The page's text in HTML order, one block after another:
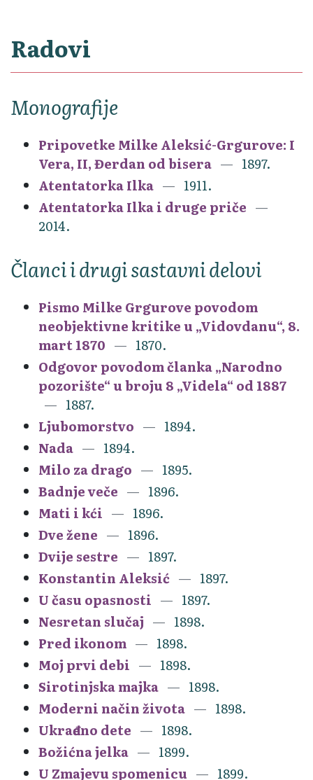
Radovi
Monografije
Pripovetke Milke Aleksić-Grgurove: I
Vera, II, Đerdan od bisera
1897.
Atentatorka Ilka
1911.
Atentatorka Ilka i druge priče
2014.
Članci i drugi sastavni delovi
Pismo Milke Grgurove povodom
neobjektivne kritike u „Vidovdanu“, 8.
mart 1870
1870.
Odgovor povodom članka „Narodno
pozorište“ u broju 8 „Videla“ od 1887
1887.
Ljubomorstvo
1894.
Nada
1894.
Milo za drago
1895.
Badnje veče
1896.
Mati i kći
1896.
Dve žene
1896.
Dvije sestre
1897.
Konstantin Aleksić
1897.
U času opasnosti
1897.
Nesretan slučaj
1898.
Pred ikonom
1898.
Moj prvi debi
1898.
Sirotinjska majka
1898.
Moderni način života
1898.
Ukrađeno dete
1898.
Božićna jelka
1899.
U Zmajevu spomenicu
1899.